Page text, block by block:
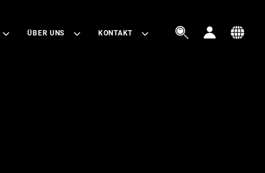
ÜBER UNS KONTAKT   